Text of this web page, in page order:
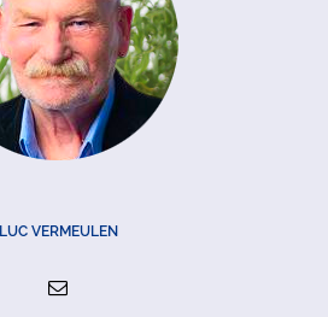
LUC VERMEULEN